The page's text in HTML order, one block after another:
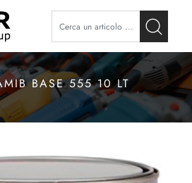
BASE 555 10 LT